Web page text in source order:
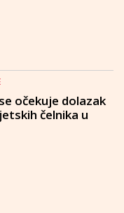
očekuje dolazak
čelnika u